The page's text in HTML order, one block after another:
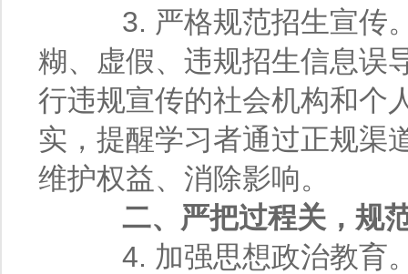
3. 严格规范招生宣传。
糊、虚假、违规招生信息误
行违规宣传的社会机构和个
实，提醒学习者通过正规渠
维护权益、消除影响。
二、严把过程关，规
4. 加强思想政治教育。